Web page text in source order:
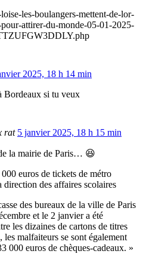
les-boulangers-mettent-de-lor-
pour-attirer-du-monde-05-01-2025-
2025, 18 h 14 min
Bordeaux si tu veux
rat 5 janvier 2025, 18 h 15 min
la mairie de Paris… 😆
euros de tickets de métro
direction des affaires scolaires
des bureaux de la ville de Paris
et le 2 janvier a été
les dizaines de cartons de titres
les malfaiteurs se sont également
000 euros de chèques-cadeaux. »